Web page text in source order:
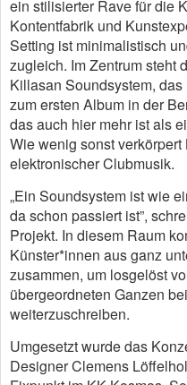
ein stilisierter Rave für die
Kontentfabrik und
Setting ist minimalistisch
zugleich. Im Zentrum steht
Killasan Soundsystem,
zum ersten Album in der
das auch hier mehr ist als
Wie wenig sonst
elektronischer Clubmusik.
„Ein Soundsystem ist wie
da schon passiert ist”,
Projekt. In diesem Raum
Künster*innen aus ganz
zusammen, um losgelöst
übergeordneten Ganzen
weiterzuschreiben.
Umgesetzt wurde das
Designer Clemens